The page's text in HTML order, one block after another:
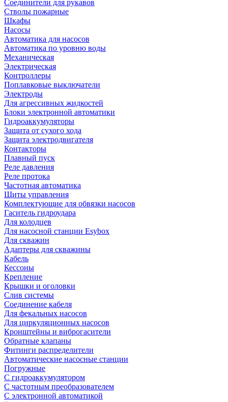
Соединители для рукавов
Стволы пожарные
Шкафы
Насосы
Автоматика для насосов
Автоматика по уровню воды
Механическая
Электрическая
Контроллеры
Поплавковые выключатели
Электроды
Для агрессивных жидкостей
Блоки электронной автоматики
Гидроаккумуляторы
Защита от сухого хода
Защита электродвигателя
Контакторы
Плавный пуск
Реле давления
Реле протока
Частотная автоматика
Щиты управления
Комплектующие для обвязки насосов
Гаситель гидроудара
Для колодцев
Для насосной станции Esybox
Для скважин
Адаптеры для скважины
Кабель
Кессоны
Крепление
Крышки и оголовки
Слив системы
Соединение кабеля
Для фекальных насосов
Для циркуляционных насосов
Кронштейны и виброгасители
Обратные клапаны
Фитинги распределители
Автоматические насосные станции
Погружные
С гидроаккумулятором
С частотным преобразователем
С электронной автоматикой